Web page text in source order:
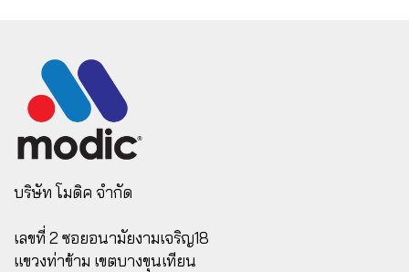
บริษัท โมดิค จำกัด
เลขที่ 2 ซอยอนามัยงามเจริญ18
แขวงท่าข้าม เขตบางขุนเทียน